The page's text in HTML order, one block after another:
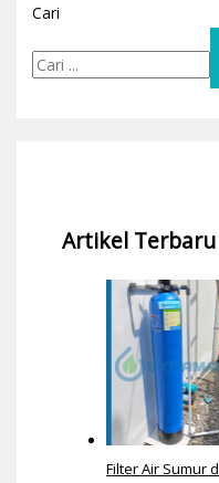
Cari
Artikel Terbaru
Filter Air Sumur